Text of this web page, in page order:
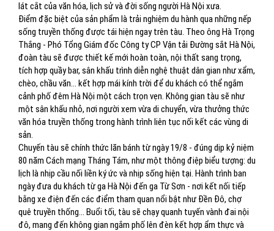
lát cắt của văn hóa, lịch sử và đời sống người Hà Nội xưa.
Điểm đặc biệt của sản phẩm là trải nghiệm du hành qua những nếp
sống truyền thống được tái hiện ngay trên tàu. Theo ông Hà Trọng
Thắng - Phó Tổng Giám đốc Công ty CP Vận tải Đường sắt Hà Nội,
đoàn tàu sẽ được thiết kế mới hoàn toàn, nội thất sang trọng,
tích hợp quầy bar, sân khấu trình diễn nghệ thuật dân gian như xẩm,
chèo, chầu văn… kết hợp mái kính trời để du khách có thể ngắm
cảnh phố đêm Hà Nội một cách trọn vẹn. Không gian tàu sẽ như
một sân khấu nhỏ, nơi người xem vừa di chuyển, vừa thưởng thức
văn hóa truyền thống trong hành trình liên tục nối kết các vùng di
sản.
Chuyến tàu sẽ chính thức lăn bánh từ ngày 19/8 - đúng dịp kỷ niệm
80 năm Cách mạng Tháng Tám, như một thông điệp biểu tượng: du
lịch là nhịp cầu nối liền ký ức và nhịp sống hiện tại. Hành trình ban
ngày đưa du khách từ ga Hà Nội đến ga Từ Sơn - nơi kết nối tiếp
bằng xe điện đến các điểm tham quan nổi bật như Đền Đô, chợ
quê truyền thống… Buổi tối, tàu sẽ chạy quanh tuyến vành đai nội
đô, mang đến không gian ngắm phố lên đèn kết hợp ẩm thực và